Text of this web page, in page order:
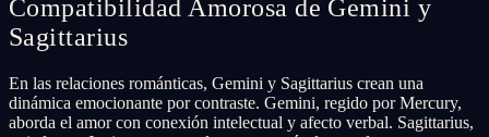
Compatibilidad Amorosa de Gemini y
Sagittarius
En las relaciones románticas, Gemini y Sagittarius crean una
dinámica emocionante por contraste. Gemini, regido por Mercury,
aborda el amor con conexión intelectual y afecto verbal. Sagittarius,